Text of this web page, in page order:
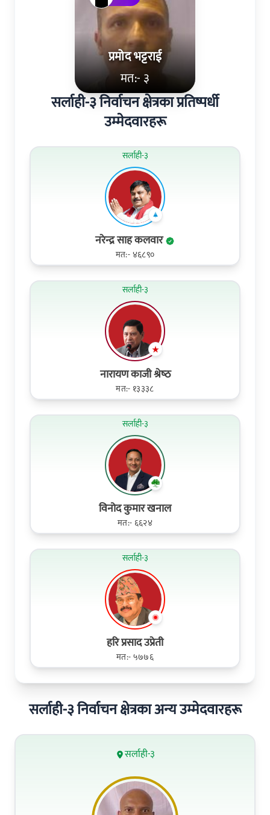
प्रमोद भट्टराई
मत:- ३
सर्लाही-३ निर्वाचन क्षेत्रका प्रतिष्पर्धी
उम्मेदवारहरू
सर्लाही-३
नरेन्द्र साह कलवार
मत:- ४६८९०
सर्लाही-३
नारायण काजी श्रेष्‍ठ
मत:- १३३३८
सर्लाही-३
विनोद कुमार खनाल
मत:- ६६२४
सर्लाही-३
हरि प्रसाद उप्रेती
मत:- ५७७६
सर्लाही-३ निर्वाचन क्षेत्रका अन्य उम्मेदवारहरू
सर्लाही-३